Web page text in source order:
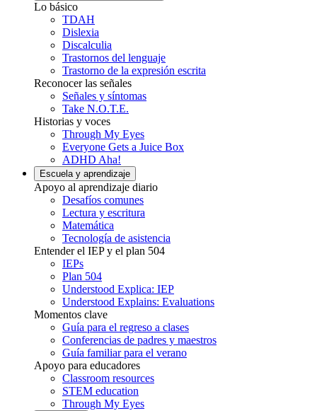
Lo básico
TDAH
Dislexia
Discalculia
Trastornos del lenguaje
Trastorno de la expresión escrita
Reconocer las señales
Señales y síntomas
Take N.O.T.E.
Historias y voces
Through My Eyes
Everyone Gets a Juice Box
ADHD Aha!
Escuela y aprendizaje
Apoyo al aprendizaje diario
Desafíos comunes
Lectura y escritura
Matemática
Tecnología de asistencia
Entender el IEP y el plan 504
IEPs
Plan 504
Understood Explica: IEP
Understood Explains: Evaluations
Momentos clave
Guía para el regreso a clases
Conferencias de padres y maestros
Guía familiar para el verano
Apoyo para educadores
Classroom resources
STEM education
Through My Eyes